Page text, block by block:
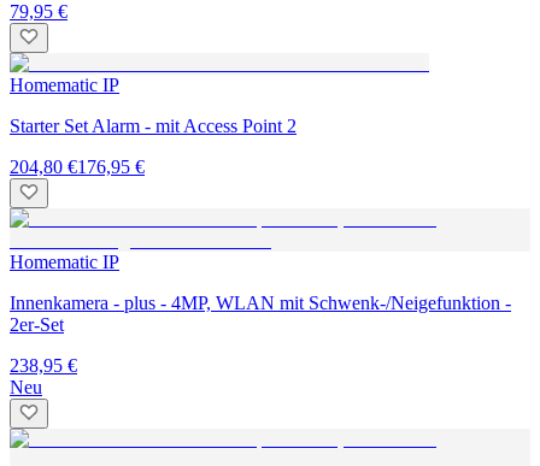
79,95 €
Homematic IP
Starter Set Alarm - mit Access Point 2
204,80 €176,95 €
Homematic IP
Innenkamera - plus - 4MP, WLAN mit Schwenk-/Neigefunktion -
2er-Set
238,95 €
Neu